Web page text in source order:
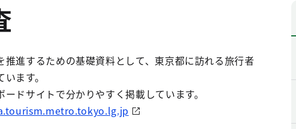
進するための基礎資料として、東京都に訪れる旅行者
ます。
ドサイトで分かりやすく掲載しています。